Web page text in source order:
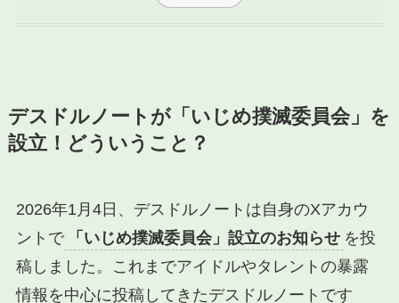
デスドルノートが「いじめ撲滅委員会」を
設立！どういうこと？
2026年1月4日、デスドルノートは自身のXアカウ
ントで
「いじめ撲滅委員会」設立のお知らせ を投
稿しました。これまでアイドルやタレントの暴露
情報を中心に投稿してきたデスドルノートです